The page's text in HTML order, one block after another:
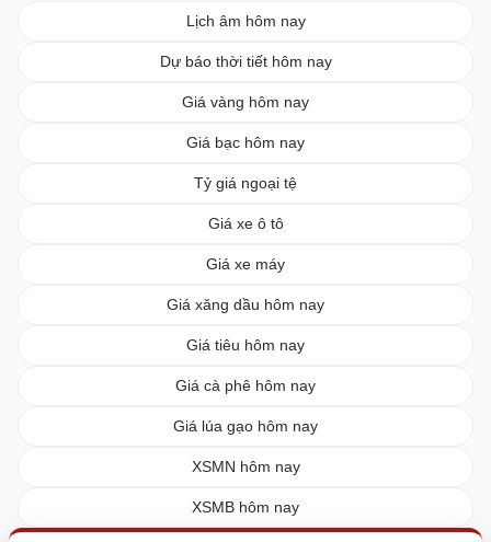
Lịch âm hôm nay
Dự báo thời tiết hôm nay
Giá vàng hôm nay
Giá bạc hôm nay
Tỷ giá ngoại tệ
Giá xe ô tô
Giá xe máy
Giá xăng dầu hôm nay
Giá tiêu hôm nay
Giá cà phê hôm nay
Giá lúa gạo hôm nay
XSMN hôm nay
XSMB hôm nay